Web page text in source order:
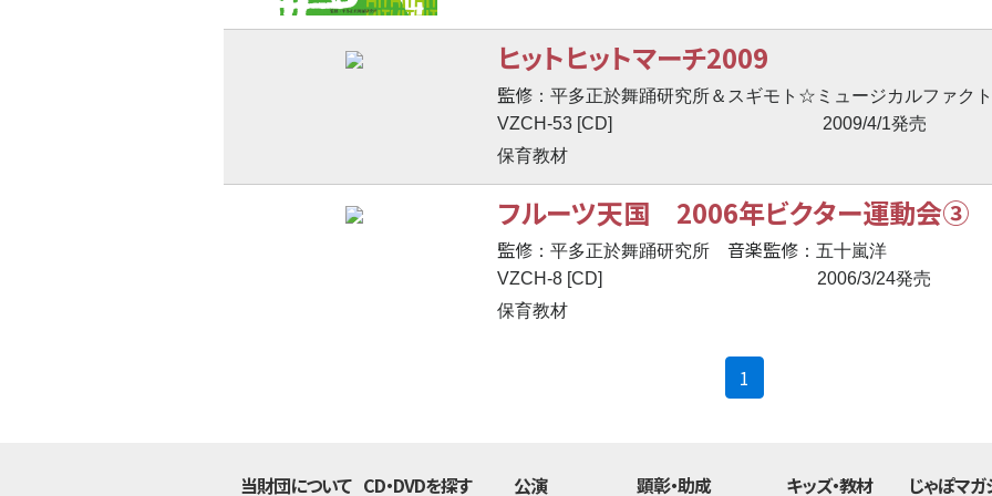
ヒットヒットマーチ2009
監修 ：平多正於舞踊研究所＆スギモト☆ミュージカルファク
VZCH-53 [CD]
2009/4/1発売
保育教材
フルーツ天国 2006年ビクター運動会③
監修 ：平多正於舞踊研究所 音楽監修 ：五十嵐洋
VZCH-8 [CD]
2006/3/24発売
保育教材
1
当財団について CD・DVDを探す 公演 顕彰・助成 キッズ・教材 じゃぽマ